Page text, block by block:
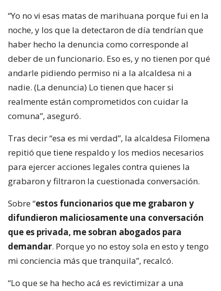
“Yo no vi esas matas de marihuana porque fui en la
noche, y los que la detectaron de día tendrían que
haber hecho la denuncia como corresponde al
deber de un funcionario. Eso es, y no tienen por qué
andarle pidiendo permiso ni a la alcaldesa ni a
nadie. (La denuncia) Lo tienen que hacer si
realmente están comprometidos con cuidar la
comuna”, aseguró.
Tras decir “esa es mi verdad”, la alcaldesa Filomena
repitió que tiene respaldo y los medios necesarios
para ejercer acciones legales contra quienes la
grabaron y filtraron la cuestionada conversación.
Sobre “estos funcionarios que me grabaron y
difundieron maliciosamente una conversación
que es privada, me sobran abogados para
demandar. Porque yo no estoy sola en esto y tengo
mi conciencia más que tranquila”, recalcó.
“Lo que se ha hecho acá es revictimizar a una